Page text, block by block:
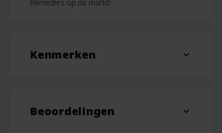
Remedies op de markt!
Kenmerken expand_more
Beoordelingen expand_more